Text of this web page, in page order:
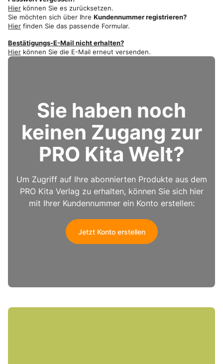
Hier können Sie es zurücksetzen.
Sie möchten sich über Ihre Kundennummer registrieren?
Hier finden Sie das passende Formular.
Bestätigungs-E-Mail nicht erhalten?
Hier können Sie die E-Mail erneut versenden.
Sie haben noch
keinen Zugang zur
PRO Kita Welt?
Um Zugriff auf Ihre abonnierten Produkte aus dem
PRO Kita Verlag zu erhalten, können Sie sich hier
mit Ihrer Kundennummer ein Konto erstellen:
Jetzt Konto erstellen